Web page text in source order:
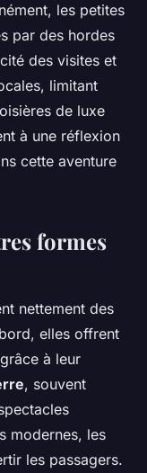
les petites
par des hordes
des visites et
limitant
de luxe
à une réflexion
cette aventure
formes
nettement des
elles offrent
grâce à leur
, souvent
modernes, les
les passagers.